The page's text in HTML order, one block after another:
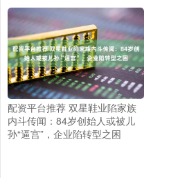
配资平台推荐 双星鞋业陷家族
内斗传闻：84岁创始人或被儿
孙“逼宫”，企业陷转型之困